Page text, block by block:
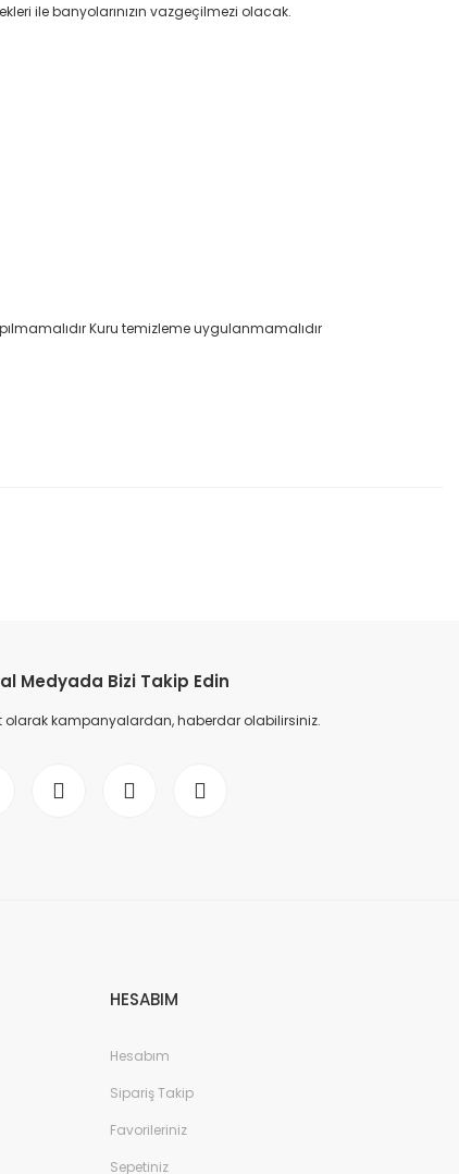
ile banyolarınızın vazgeçilmezi olacak.
Kuru temizleme uygulanmamalıdır
Medyada Bizi Takip Edin
olarak kampanyalardan, haberdar olabilirsiniz.
HESABIM
Hesabım
Sipariş Takip
Favorileriniz
Sepetiniz